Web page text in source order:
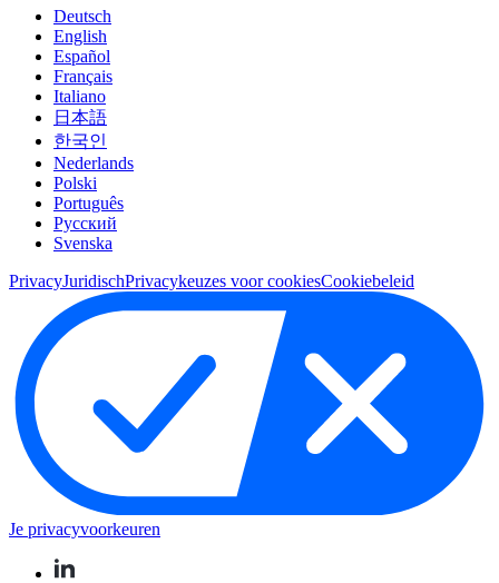
Deutsch
English
Español
Français
Italiano
日本語
한국인
Nederlands
Polski
Português
Pусский
Svenska
PrivacyJuridischPrivacykeuzes voor cookiesCookiebeleid
Je privacyvoorkeuren